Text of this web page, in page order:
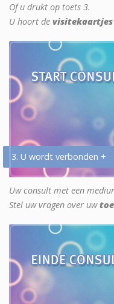
Of u drukt op toets 3.
U hoort de visitekaartjes
3. U wordt verbonden +
Uw consult met een
Stel uw vragen over uw